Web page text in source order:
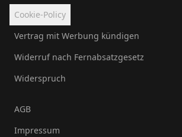
Cookie-Policy
Vertrag mit Werbung kündigen
Widerruf nach Fernabsatzgesetz
Widerspruch
AGB
Impressum